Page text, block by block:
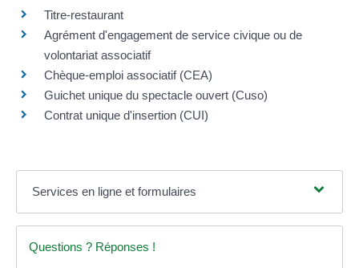
Titre-restaurant
Agrément d'engagement de service civique ou de
volontariat associatif
Chèque-emploi associatif (CEA)
Guichet unique du spectacle ouvert (Cuso)
Contrat unique d'insertion (CUI)
Services en ligne et formulaires
Questions ? Réponses !